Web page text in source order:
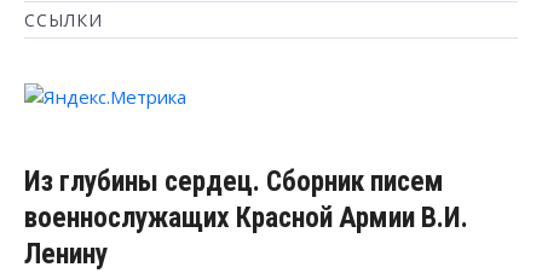
ССЫЛКИ
Из глубины сердец. Сборник писем
военнослужащих Красной Армии В.И.
Ленину